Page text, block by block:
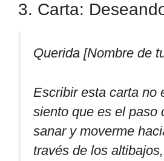
3. Carta:
Querida [Nombre de
Escribir esta carta no
siento que es el paso
sanar y moverme
través de los